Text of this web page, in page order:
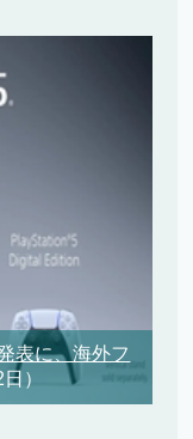
表に、海外フ
）